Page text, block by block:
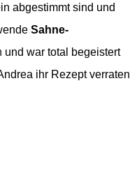
abgestimmt sind und
Sahne-
war total begeistert
ihr Rezept verraten